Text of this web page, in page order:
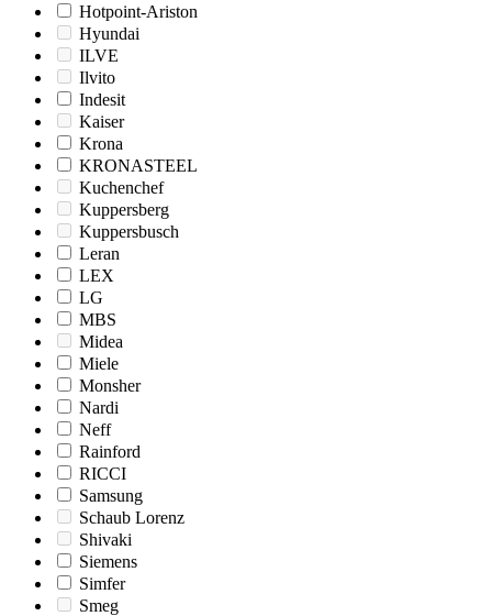
Hotpoint-Ariston
Hyundai
ILVE
Ilvito
Indesit
Kaiser
Krona
KRONASTEEL
Kuchenchef
Kuppersberg
Kuppersbusch
Leran
LEX
LG
MBS
Midea
Miele
Monsher
Nardi
Neff
Rainford
RICCI
Samsung
Schaub Lorenz
Shivaki
Siemens
Simfer
Smeg